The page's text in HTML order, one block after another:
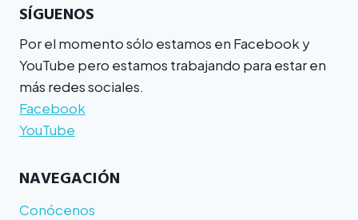
SÍGUENOS
Por el momento sólo estamos en Facebook y
YouTube pero estamos trabajando para estar en
más redes sociales.
Facebook
YouTube
NAVEGACIÓN
Conócenos